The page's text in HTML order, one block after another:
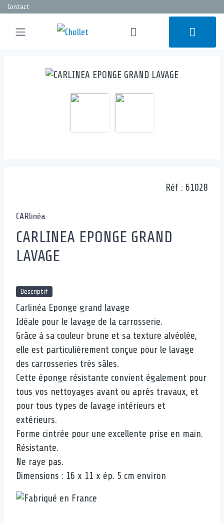
Contact
Réf : 61028
CARlinéa
CARLINEA EPONGE GRAND
LAVAGE
Descriptif
Carlinéa Eponge grand lavage
Idéale pour le lavage de la carrosserie.
Grâce à sa couleur brune et sa texture alvéolée,
elle est particulièrement conçue pour le lavage
des carrosseries très sâles.
Cette éponge résistante convient également pour
tous vos nettoyages avant ou après travaux, et
pour tous types de lavage intérieurs et
extérieurs.
Forme cintrée pour une excellente prise en main.
Résistante.
Ne raye pas.
Dimensions : 16 x 11 x ép. 5 cm environ